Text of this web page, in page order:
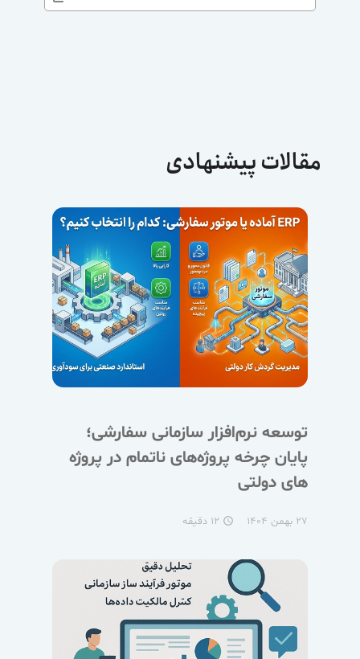
مقالات پیشنهادی
توسعه نرم‌افزار سازمانی سفارشی؛
پایان چرخه پروژه‌های ناتمام در پروژه
های دولتی
۲۷ بهمن ۱۴۰۴ access_time